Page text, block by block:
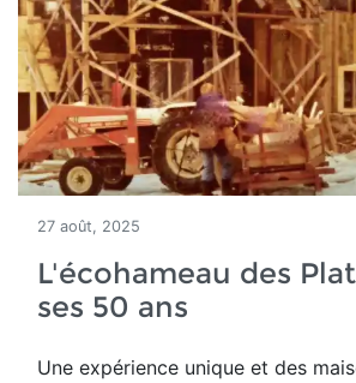
27 août, 2025
L'écohameau des
ses 50 ans
Une expérience unique et des